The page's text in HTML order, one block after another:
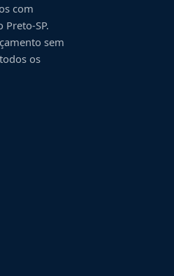
com
Preto-SP.
sem
os